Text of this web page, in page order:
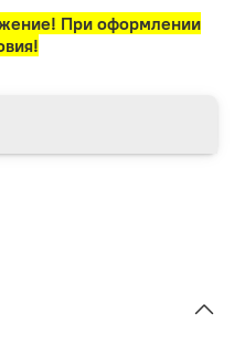
При оформлении